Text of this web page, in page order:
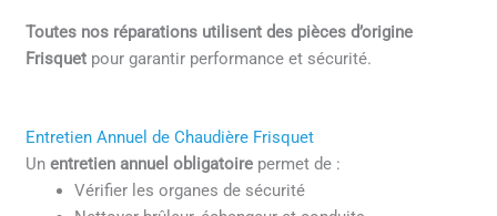
Toutes nos réparations utilisent des pièces d’origine
Frisquet pour garantir performance et sécurité.
Entretien Annuel de Chaudière Frisquet
Unentretien annuel obligatoire permet de :
Vérifier les organes de sécurité